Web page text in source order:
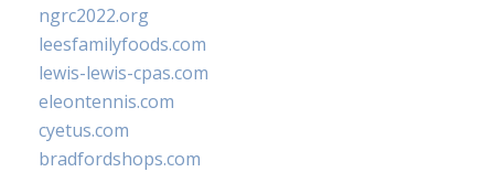
ngrc2022.org
leesfamilyfoods.com
lewis-lewis-cpas.com
eleontennis.com
cyetus.com
bradfordshops.com